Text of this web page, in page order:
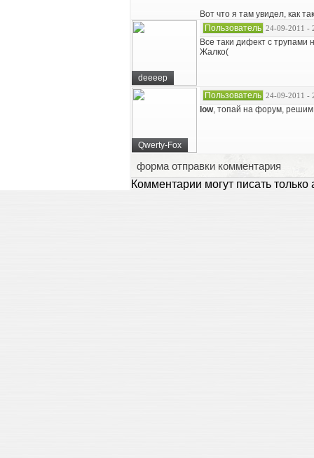
Вот что я там увидел, как
deeeep
Пользователь 24-09-2011 -
Все таки дифект с трупами
Жалко(
Qwerty-Fox
Пользователь 24-09-2011 -
low, топай на форум, решим
форма отправки комментария
Комментарии могут писать